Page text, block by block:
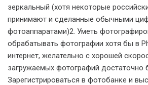
зеркальный (хотя некоторые
принимают и сделанные обычными
фотоаппаратами)2. Уметь
обрабатывать фотографии хотя бы в
интернет, желательно с хорошей
загружаемых фотографий достаточно
Зарегистрироваться в фотобанке и